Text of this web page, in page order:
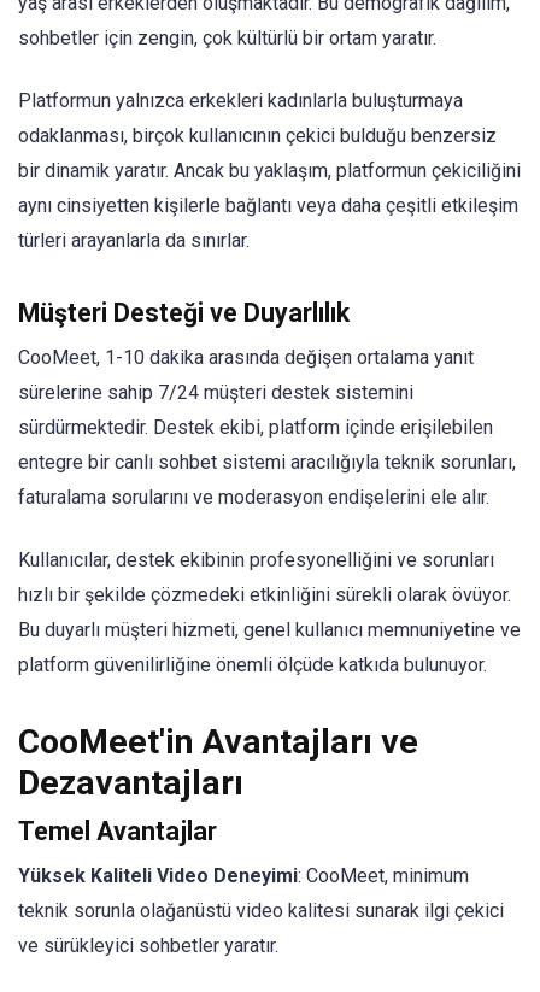
sohbetler için zengin, çok kültürlü bir ortam yaratır.
Platformun yalnızca erkekleri kadınlarla buluşturmaya
odaklanması, birçok kullanıcının çekici bulduğu benzersiz
bir dinamik yaratır. Ancak bu yaklaşım, platformun çekiciliğini
aynı cinsiyetten kişilerle bağlantı veya daha çeşitli etkileşim
türleri arayanlarla da sınırlar.
Müşteri Desteği ve Duyarlılık
CooMeet, 1-10 dakika arasında değişen ortalama yanıt
sürelerine sahip 7/24 müşteri destek sistemini
sürdürmektedir. Destek ekibi, platform içinde erişilebilen
entegre bir canlı sohbet sistemi aracılığıyla teknik sorunları,
faturalama sorularını ve moderasyon endişelerini ele alır.
Kullanıcılar, destek ekibinin profesyonelliğini ve sorunları
hızlı bir şekilde çözmedeki etkinliğini sürekli olarak övüyor.
Bu duyarlı müşteri hizmeti, genel kullanıcı memnuniyetine ve
platform güvenilirliğine önemli ölçüde katkıda bulunuyor.
CooMeet'in Avantajları ve
Dezavantajları
Temel Avantajlar
Yüksek Kaliteli Video Deneyimi: CooMeet, minimum
teknik sorunla olağanüstü video kalitesi sunarak ilgi çekici
ve sürükleyici sohbetler yaratır.